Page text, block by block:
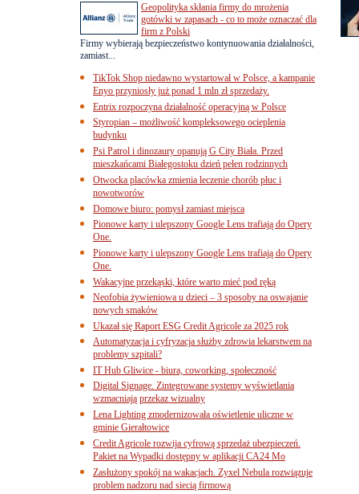
Geopolityka skłania firmy do mrożenia
gotówki w zapasach - co to może oznaczać dla
firm z Polski
Firmy wybierają bezpieczeństwo kontynuowania działalności,
zamiast...
TikTok Shop niedawno wystartował w Polsce, a kampanie
Enyo przyniosły już ponad 1 mln zł sprzedaży.
Entrix rozpoczyna działalność operacyjną w Polsce
Styropian – możliwość kompleksowego ocieplenia
budynku
Psi Patrol i dinozaury opanują G City Biała. Przed
mieszkańcami Białegostoku dzień pełen rodzinnych
Otwocka placówka zmienia leczenie chorób płuc i
nowotworów
Domowe biuro: pomysł zamiast miejsca
Pionowe karty i ulepszony Google Lens trafiają do Opery
One.
Pionowe karty i ulepszony Google Lens trafiają do Opery
One.
Wakacyjne przekąski, które warto mieć pod ręką
Neofobia żywieniowa u dzieci – 3 sposoby na oswajanie
nowych smaków
Ukazał się Raport ESG Credit Agricole za 2025 rok
Automatyzacja i cyfryzacja służby zdrowia lekarstwem na
problemy szpitali?
IT Hub Gliwice - biura, coworking, społeczność
Digital Signage. Zintegrowane systemy wyświetlania
wzmacniają przekaz wizualny
Lena Lighting zmodernizowała oświetlenie uliczne w
gminie Gierałtowice
Credit Agricole rozwija cyfrową sprzedaż ubezpieczeń.
Pakiet na Wypadki dostępny w aplikacji CA24 Mo
Zasłużony spokój na wakacjach. Zyxel Nebula rozwiązuje
problem nadzoru nad siecią firmową